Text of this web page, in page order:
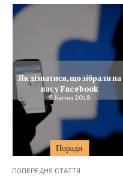
Поради
Як дізнатися, що зібрали на
вас у Facebook
5 Квітня 2018
ПОПЕРЕДНЯ СТАТТЯ